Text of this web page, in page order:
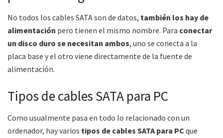
No todos los cables SATA son de datos, también los hay de
alimentación pero tienen el mismo nombre. Para conectar
un disco duro se necesitan ambos, uno se conecta a la
placa base y el otro viene directamente de la fuente de
alimentación.
Tipos de cables SATA para PC
Como usualmente pasa en todo lo relacionado con un
ordenador, hay varios tipos de cables SATA para PC que